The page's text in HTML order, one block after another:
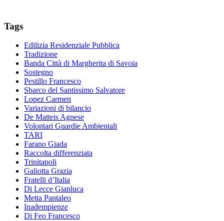
Tags
Edilizia Residenziale Pubblica
Tradizione
Banda Città di Margherita di Savoia
Sostegno
Pestillo Francesco
Sbarco del Santissimo Salvatore
Lopez Carmen
Variazioni di bilancio
De Matteis Agnese
Volontari Guardie Ambientali
TARI
Farano Giada
Raccolta differenziata
Trinitapoli
Galiotta Grazia
Fratelli d’Italia
Di Lecce Gianluca
Metta Pantaleo
Inadempienze
Di Feo Francesco